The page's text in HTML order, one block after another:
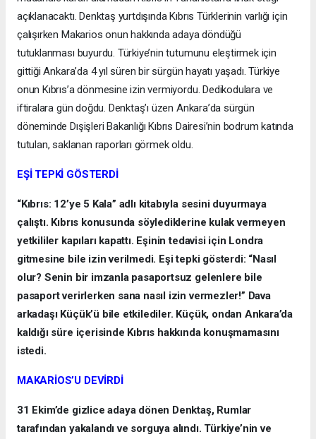
açıklanacaktı. Denktaş yurtdışında Kıbrıs Türklerinin varlığı için
çalışırken Makarios onun hakkında adaya döndüğü
tutuklanması buyurdu. Türkiye’nin tutumunu eleştirmek için
gittiği Ankara’da 4 yıl süren bir sürgün hayatı yaşadı. Türkiye
onun Kıbrıs’a dönmesine izin vermiyordu. Dedikodulara ve
iftiralara gün doğdu. Denktaş’ı üzen Ankara’da sürgün
döneminde Dışişleri Bakanlığı Kıbrıs Dairesi’nin bodrum katında
tutulan, saklanan raporları görmek oldu.
EŞİ TEPKİ GÖSTERDİ
“Kıbrıs: 12’ye 5 Kala” adlı kitabıyla sesini duyurmaya
çalıştı. Kıbrıs konusunda söylediklerine kulak vermeyen
yetkililer kapıları kapattı. Eşinin tedavisi için Londra
gitmesine bile izin verilmedi. Eşi tepki gösterdi: “Nasıl
olur? Senin bir imzanla pasaportsuz gelenlere bile
pasaport verirlerken sana nasıl izin vermezler!” Dava
arkadaşı Küçük’ü bile etkilediler. Küçük, ondan Ankara’da
kaldığı süre içerisinde Kıbrıs hakkında konuşmamasını
istedi.
MAKARİOS’U DEVİRDİ
31 Ekim’de gizlice adaya dönen Denktaş, Rumlar
tarafından yakalandı ve sorguya alındı. Türkiye’nin ve